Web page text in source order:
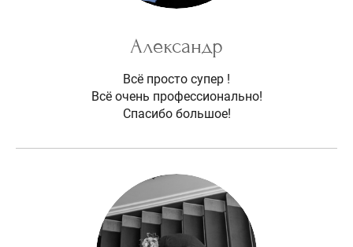
Александр
Всё просто супер !
Всё очень профессионально!
Спасибо большое!